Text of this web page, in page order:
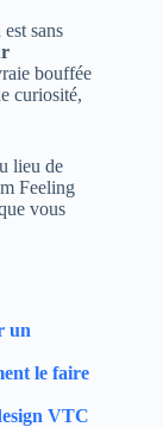
sans
bouffée
curiosité,
lieu de
Feeling
vous
un
le faire
VTC